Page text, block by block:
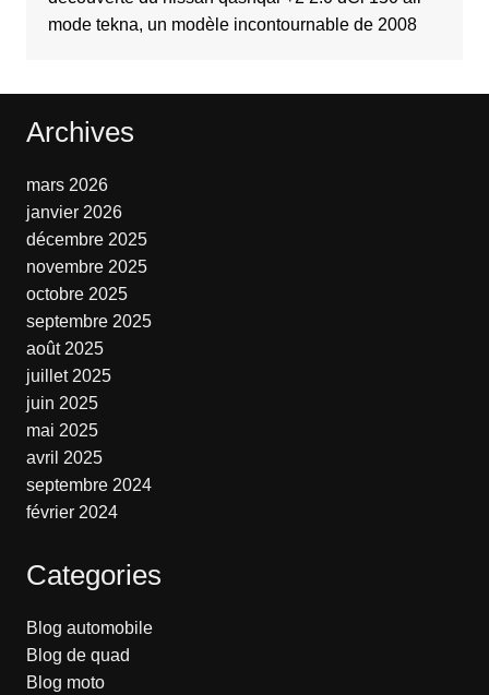
mode tekna, un modèle incontournable de 2008
Archives
mars 2026
janvier 2026
décembre 2025
novembre 2025
octobre 2025
septembre 2025
août 2025
juillet 2025
juin 2025
mai 2025
avril 2025
septembre 2024
février 2024
Categories
Blog automobile
Blog de quad
Blog moto